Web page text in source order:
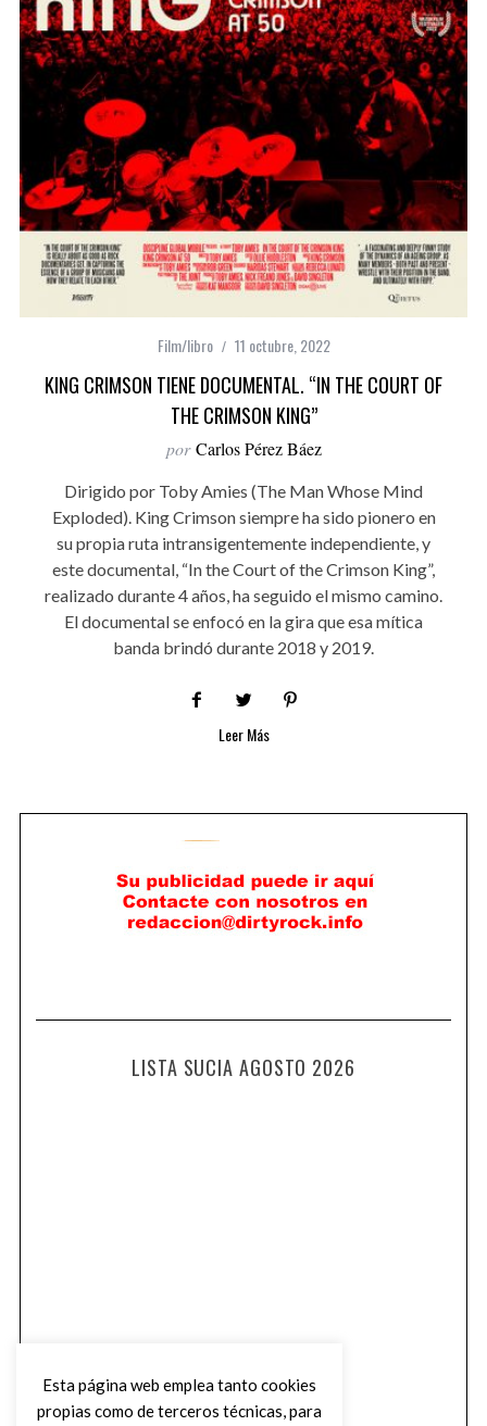
Film/libro 11 octubre, 2022
KING CRIMSON TIENE DOCUMENTAL. “IN THE COURT OF
THE CRIMSON KING”
por Carlos Pérez Báez
Dirigido por Toby Amies (The Man Whose Mind
Exploded). King Crimson siempre ha sido pionero en
su propia ruta intransigentemente independiente, y
este documental, “In the Court of the Crimson King”,
realizado durante 4 años, ha seguido el mismo camino.
El documental se enfocó en la gira que esa mítica
banda brindó durante 2018 y 2019.
Leer Más
LISTA SUCIA AGOSTO 2026
Esta página web emplea tanto cookies
propias como de terceros técnicas, para